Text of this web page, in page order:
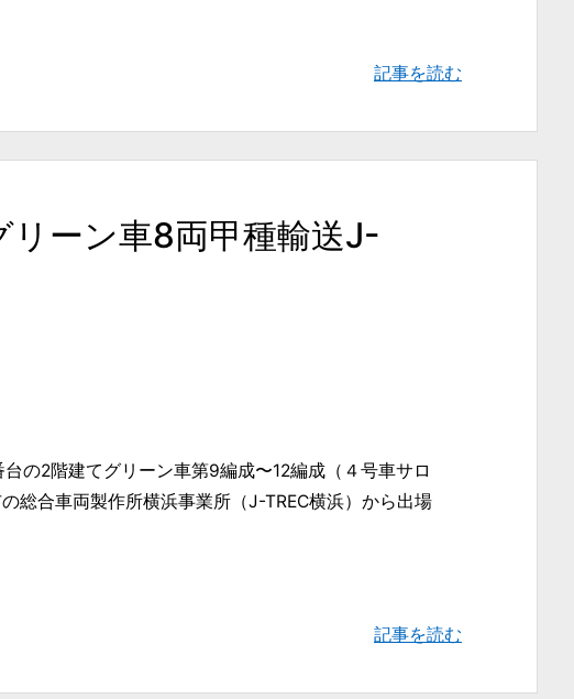
記事を読む
リーン車8両甲種輸送J-
の2階建てグリーン車第9編成〜12編成（４号車サロ
総合車両製作所横浜事業所（J-TREC横浜）から出場
記事を読む